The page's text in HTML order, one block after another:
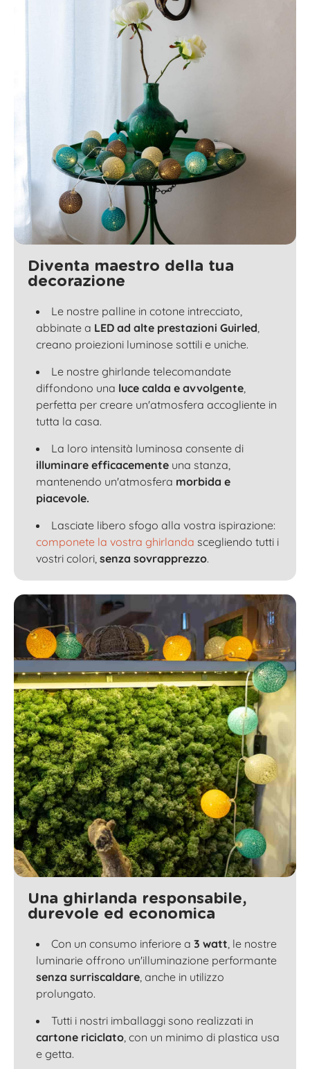
Diventa maestro della tua
decorazione
Le nostre palline in cotone intrecciato,
abbinate a LED ad alte prestazioni Guirled,
creano proiezioni luminose sottili e uniche.
Le nostre ghirlande telecomandate
diffondono una luce calda e avvolgente,
perfetta per creare un'atmosfera accogliente in
tutta la casa.
La loro intensità luminosa consente di
illuminare efficacemente una stanza,
mantenendo un'atmosfera morbida e
piacevole.
Lasciate libero sfogo alla vostra ispirazione:
componete la vostra ghirlanda scegliendo tutti i
vostri colori, senza sovrapprezzo.
Una ghirlanda responsabile,
durevole ed economica
Con un consumo inferiore a 3 watt, le nostre
luminarie offrono un'illuminazione performante
senza surriscaldare, anche in utilizzo
prolungato.
Tutti i nostri imballaggi sono realizzati in
cartone riciclato, con un minimo di plastica usa
e getta.